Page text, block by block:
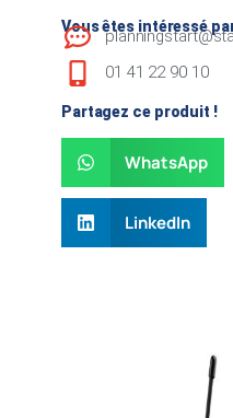
Vous êtes intéressé
01 41 22 90 10
Partagez ce produit !
WhatsApp
LinkedIn